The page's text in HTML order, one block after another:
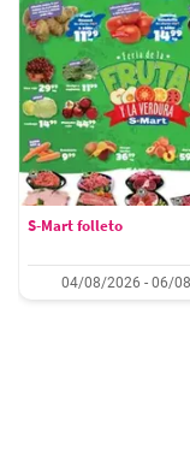
S-Mart folleto
04/08/2026 - 06/